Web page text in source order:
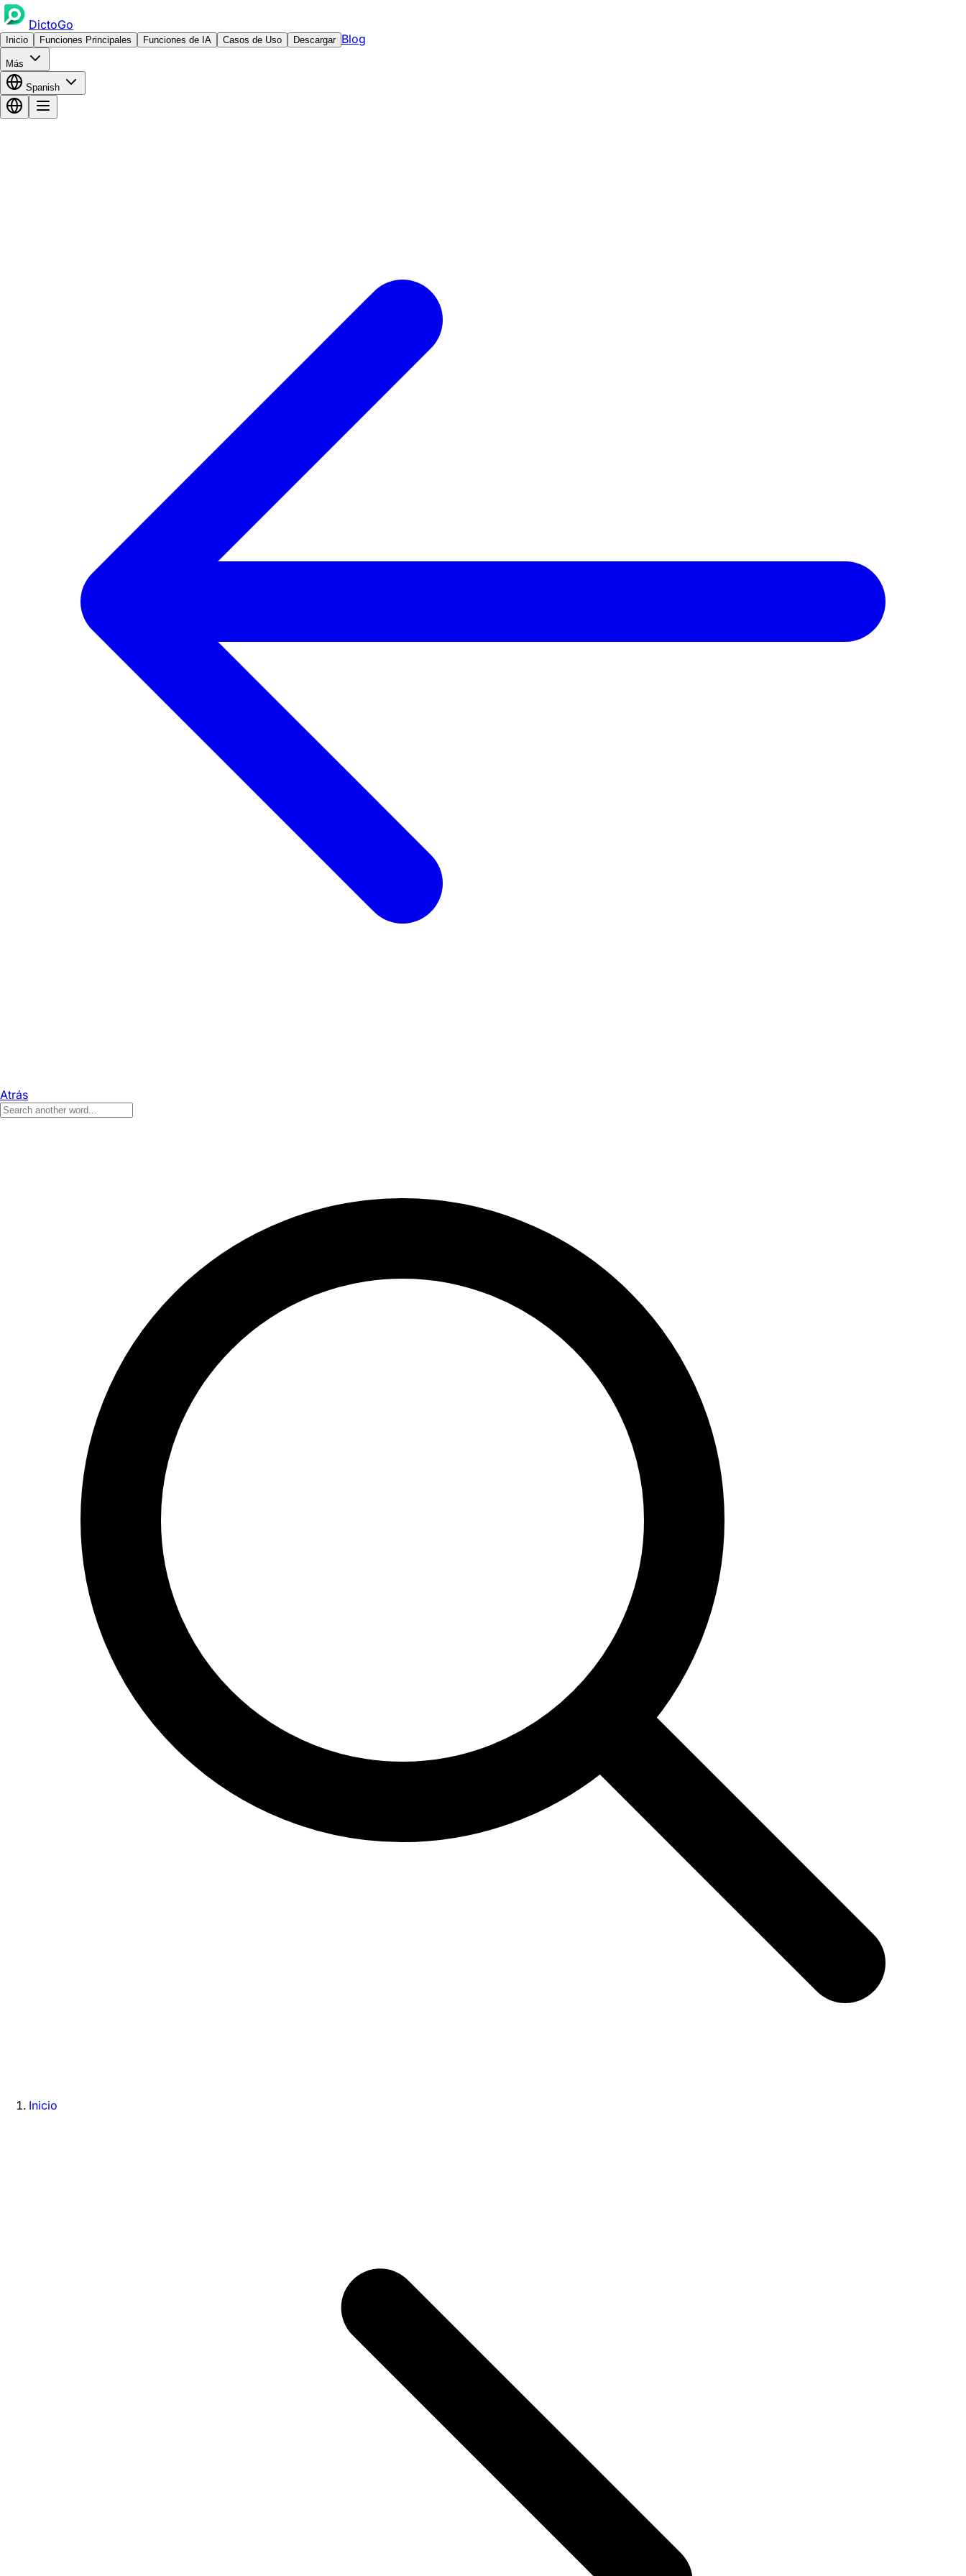
DictoGo
Inicio Funciones Principales Funciones de IA Casos de Uso Descargar Blog
Más
Spanish
Atrás
Inicio